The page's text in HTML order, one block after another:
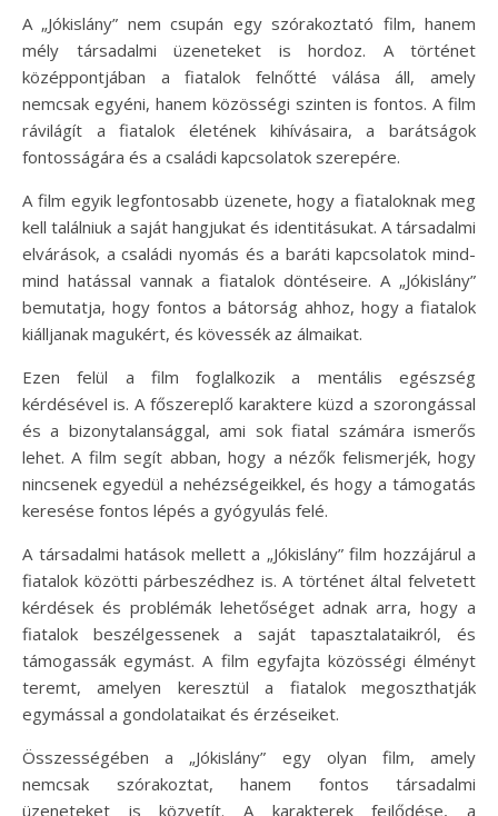
A „Jókislány” nem csupán egy szórakoztató film, hanem
mély társadalmi üzeneteket is hordoz. A történet
középpontjában a fiatalok felnőtté válása áll, amely
nemcsak egyéni, hanem közösségi szinten is fontos. A film
rávilágít a fiatalok életének kihívásaira, a barátságok
fontosságára és a családi kapcsolatok szerepére.
A film egyik legfontosabb üzenete, hogy a fiataloknak meg
kell találniuk a saját hangjukat és identitásukat. A társadalmi
elvárások, a családi nyomás és a baráti kapcsolatok mind-
mind hatással vannak a fiatalok döntéseire. A „Jókislány”
bemutatja, hogy fontos a bátorság ahhoz, hogy a fiatalok
kiálljanak magukért, és kövessék az álmaikat.
Ezen felül a film foglalkozik a mentális egészség
kérdésével is. A főszereplő karaktere küzd a szorongással
és a bizonytalansággal, ami sok fiatal számára ismerős
lehet. A film segít abban, hogy a nézők felismerjék, hogy
nincsenek egyedül a nehézségeikkel, és hogy a támogatás
keresése fontos lépés a gyógyulás felé.
A társadalmi hatások mellett a „Jókislány” film hozzájárul a
fiatalok közötti párbeszédhez is. A történet által felvetett
kérdések és problémák lehetőséget adnak arra, hogy a
fiatalok beszélgessenek a saját tapasztalataikról, és
támogassák egymást. A film egyfajta közösségi élményt
teremt, amelyen keresztül a fiatalok megoszthatják
egymással a gondolataikat és érzéseiket.
Összességében a „Jókislány” egy olyan film, amely
nemcsak szórakoztat, hanem fontos társadalmi
üzeneteket is közvetít. A karakterek fejlődése, a